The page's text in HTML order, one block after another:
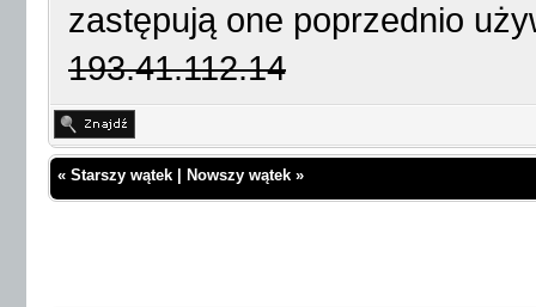
zastępują one poprzednio
193.41.112.14
« Starszy wątek Nowszy wątek »